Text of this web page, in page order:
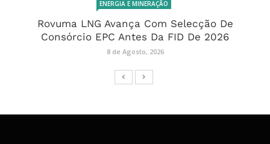
ENERGIA E MINERAÇÃO
Rovuma LNG Avança Com Selecção De
Consórcio EPC Antes Da FID De 2026
8 de Agosto, 2026